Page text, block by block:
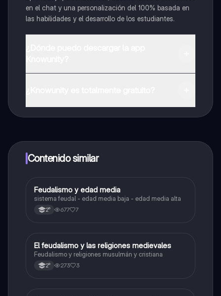
en el chat y una personalización del 100% basada en
las habilidades y el desarrollo de los estudiantes.
a determinadas funciones.
Contenido similar
Historia
Feudalismo y edad media
sistema feudal - edad media baja - edad media alta
2° 677 7
Historia
El feudalismo y las religiones medievales
Feudalismo y religiones musulmán y cristiana
2° 273 3